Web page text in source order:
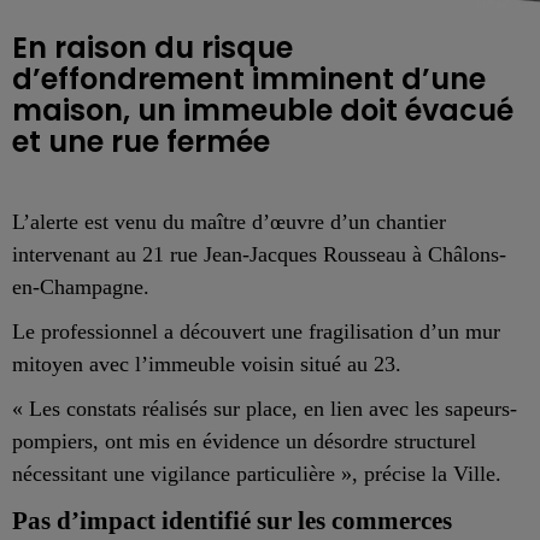
En raison du risque
d’effondrement imminent d’une
maison, un immeuble doit évacué
et une rue fermée
L’alerte est venu du maître d’œuvre d’un chantier
intervenant au 21 rue Jean-Jacques Rousseau à Châlons-
en-Champagne.
Le professionnel a découvert une fragilisation d’un mur
mitoyen avec l’immeuble voisin situé au 23.
« Les constats réalisés sur place, en lien avec les sapeurs-
pompiers, ont mis en évidence un désordre structurel
nécessitant une vigilance particulière », précise la Ville.
Pas d’impact identifié sur les commerces